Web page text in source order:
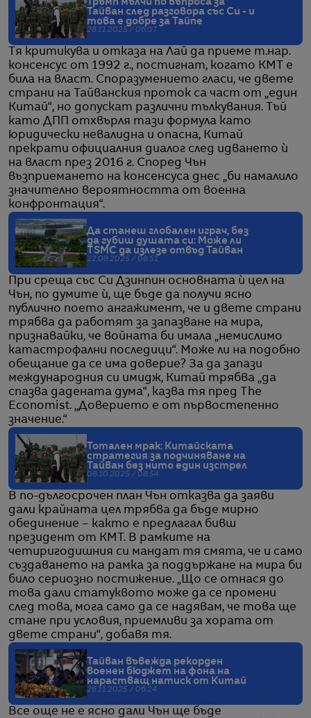
Тайван след разговора със Си - и
това е добре за Тайпе
28.11.2025 / 06:07
Тя критикува и отказа на Лай да приеме т.нар.
консенсус от 1992 г., постигнат, когато КМТ е
била на власт. Споразумението гласи, че двете
страни на Тайванския проток са част от „един
Китай“, но допускат различни тълкувания. Тъй
като ДПП отхвърля тази формула като
юридически невалидна и опасна, Китай
прекрати официалния диалог след идването ѝ
на власт през 2016 г. Според Чън
възприемането на консенсуса днес „би намалило
значително вероятността от военна
конфронтация“.
Да станеш глобален играч, без
да губиш душата си: Може ли
TSMC да излезе отвъд Тайван
22.08.2025 / 08:51
При среща със Си Дзинпин основната ѝ цел на
Чън, по думите ѝ, ще бъде да получи ясно
публично поето ангажимент, че и двете страни
трябва да работят за запазване на мира,
признавайки, че войната би имала „немислимо
катастрофални последици“. Може ли на подобно
обещание да се има доверие? За да запази
международния си имидж, Китай трябва „да
спазва дадената дума“, казва тя пред The
Economist. „Доверието е от първостепенно
значение.“
Тотален мрак: Китайската
стратегия за подчиняване на
Тайван без нито един изстрел
08.10.2025 / 08:54
В по-дългосрочен план Чън отказва да заяви
дали крайната цел трябва да бъде мирно
обединение – както е предлагал бивш
президент от КМТ. В рамките на
четиригодишния си мандат тя смята, че и само
създаването на рамка за поддържане на мира би
било сериозно постижение. „Що се отнася до
това дали статуквото може да се промени
след това, мога само да се надявам, че това ще
стане при условия, приемливи за хората от
двете страни“, добавя тя.
Тайван въвежда рекорден
военен бюджет на фона на
нарастващ натиск от Китай
26.11.2025 / 06:24
Все още не е ясно дали Чън ще бъде